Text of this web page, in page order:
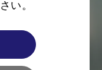
い。